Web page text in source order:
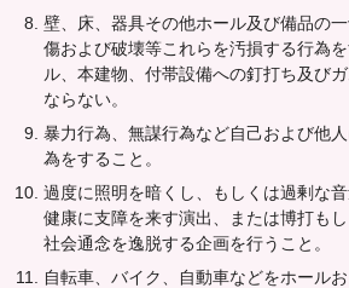
壁、床、器具その他ホール及び備品の
傷および破壊等これらを汚損する行為
ル、本建物、付帯設備への釘打ち及び
ならない。
暴力行為、無謀行為など自己および他
為をすること。
過度に照明を暗くし、もしくは過剰な
健康に支障を来す演出、または博打も
社会通念を逸脱する企画を行うこと。
自転車、バイク、自動車などをホール